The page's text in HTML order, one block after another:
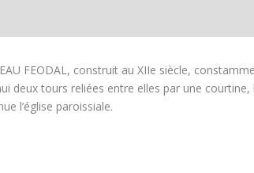
FEODAL, construit au XIIe siècle,
deux tours reliées entre elles par une
l’église paroissiale.